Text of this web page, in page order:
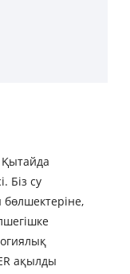
Біз су
бөлшектеріне,
ақылды